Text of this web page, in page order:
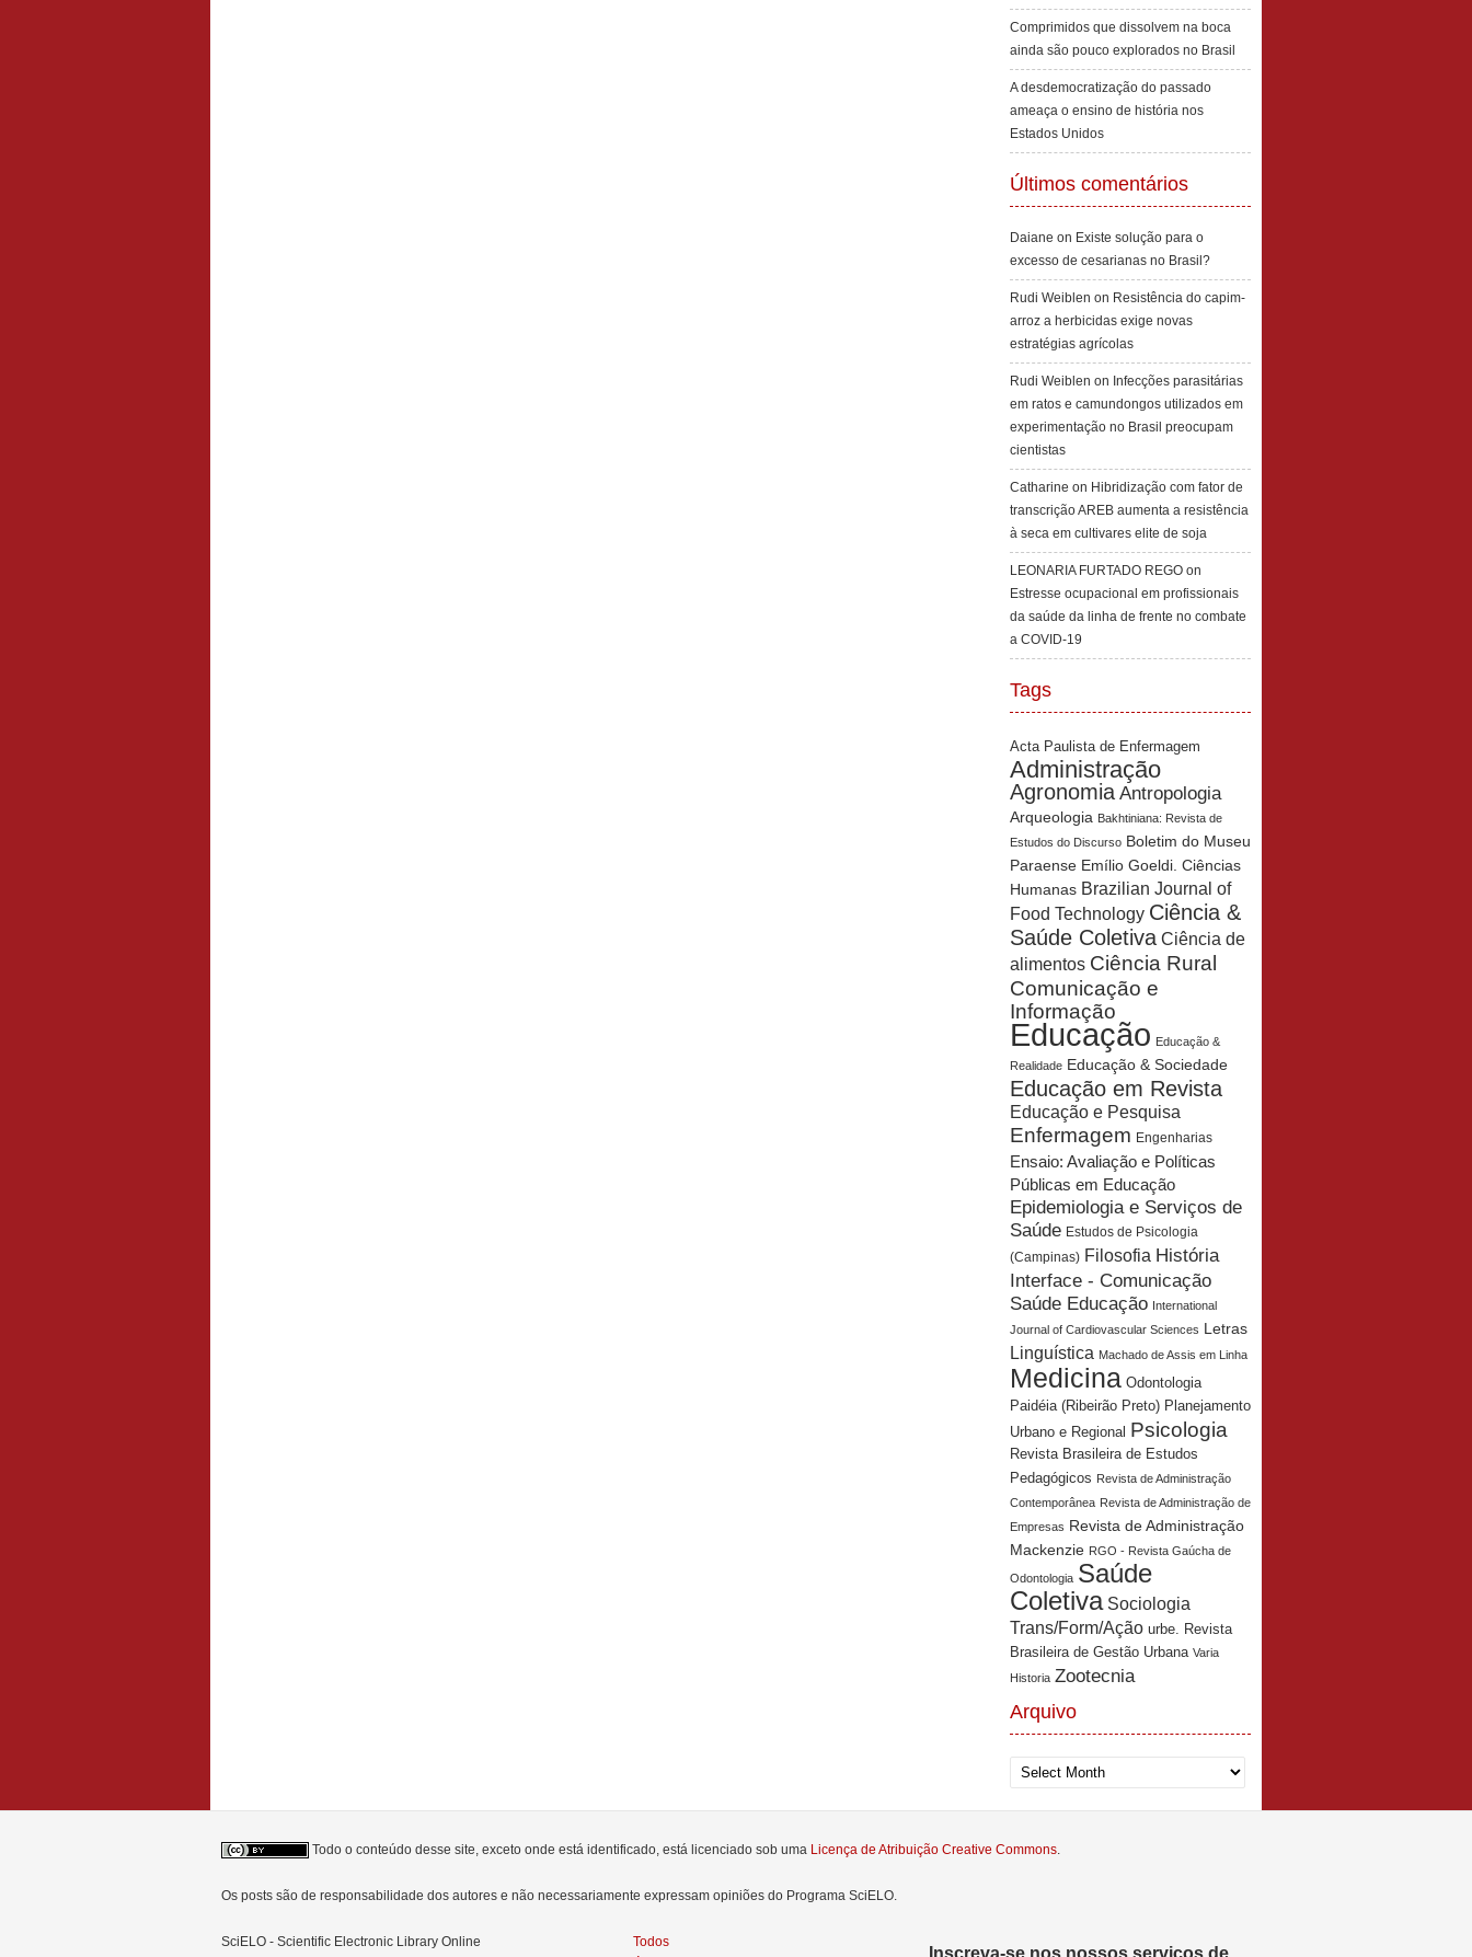
Comprimidos que dissolvem na boca
ainda são pouco explorados no Brasil
A desdemocratização do passado
ameaça o ensino de história nos
Estados Unidos
Últimos comentários
Daiane on Existe solução para o
excesso de cesarianas no Brasil?
Rudi Weiblen on Resistência do capim-
arroz a herbicidas exige novas
estratégias agrícolas
Rudi Weiblen on Infecções parasitárias
em ratos e camundongos utilizados em
experimentação no Brasil preocupam
cientistas
Catharine on Hibridização com fator de
transcrição AREB aumenta a resistência
à seca em cultivares elite de soja
LEONARIA FURTADO REGO on
Estresse ocupacional em profissionais
da saúde da linha de frente no combate
a COVID-19
Tags
Acta Paulista de Enfermagem
Administração
Agronomia Antropologia
Arqueologia Bakhtiniana: Revista de
Estudos do Discurso Boletim do Museu
Paraense Emílio Goeldi. Ciências
Humanas Brazilian Journal of
Food Technology Ciência &
Saúde Coletiva Ciência de
alimentos Ciência Rural
Comunicação e
Informação
Educação Educação &
Realidade Educação & Sociedade
Educação em Revista
Educação e Pesquisa
Enfermagem Engenharias
Ensaio: Avaliação e Políticas
Públicas em Educação
Epidemiologia e Serviços de
Saúde Estudos de Psicologia
(Campinas) Filosofia História
Interface - Comunicação
Saúde Educação International
Journal of Cardiovascular Sciences Letras
Linguística Machado de Assis em Linha
Medicina Odontologia
Paidéia (Ribeirão Preto) Planejamento
Urbano e Regional Psicologia
Revista Brasileira de Estudos
Pedagógicos Revista de Administração
Contemporânea Revista de Administração de
Empresas Revista de Administração
Mackenzie RGO - Revista Gaúcha de
Odontologia Saúde
Coletiva Sociologia
Trans/Form/Ação urbe. Revista
Brasileira de Gestão Urbana Varia
Historia Zootecnia
Arquivo
Arquivo
Todo o conteúdo desse site, exceto onde está identificado, está licenciado sob uma Licença de Atribuição Creative Commons.
Os posts são de responsabilidade dos autores e não necessariamente expressam opiniões do Programa SciELO.
SciELO - Scientific Electronic Library Online Todos
Inscreva-se nos nossos serviços de